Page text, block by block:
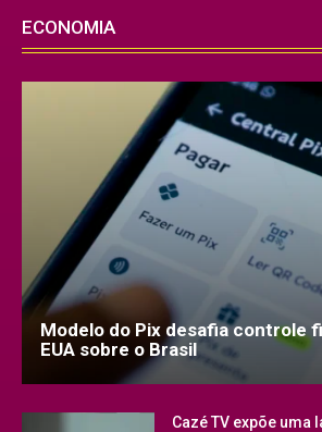
ECONOMIA
Modelo do Pix desafia controle
EUA sobre o Brasil
Cazé TV expõe uma